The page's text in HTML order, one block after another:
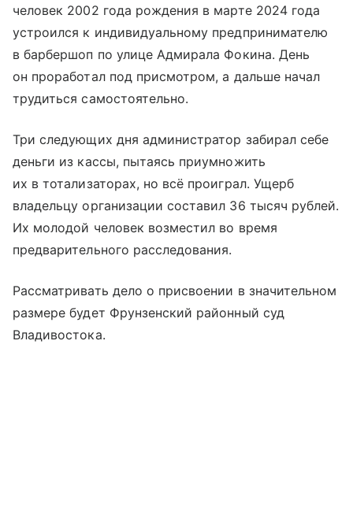
человек 2002 года рождения в марте 2024 года
устроился к индивидуальному предпринимателю
в барбершоп по улице Адмирала Фокина. День
он проработал под присмотром, а дальше начал
трудиться самостоятельно.
Три следующих дня администратор забирал себе
деньги из кассы, пытаясь приумножить
их в тотализаторах, но всё проиграл. Ущерб
владельцу организации составил 36 тысяч рублей.
Их молодой человек возместил во время
предварительного расследования.
Рассматривать дело о присвоении в значительном
размере будет Фрунзенский районный суд
Владивостока.